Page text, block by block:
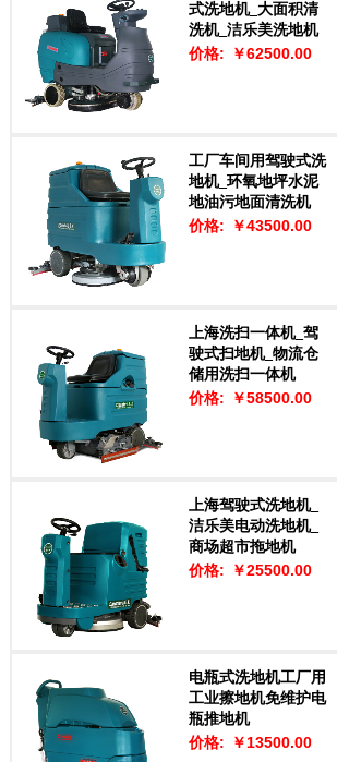
式洗地机_大面积清
洗机_洁乐美洗地机
价格: ￥62500.00
工厂车间用驾驶式洗
地机_环氧地坪水泥
地油污地面清洗机
价格: ￥43500.00
上海洗扫一体机_驾
驶式扫地机_物流仓
储用洗扫一体机
价格: ￥58500.00
上海驾驶式洗地机_
洁乐美电动洗地机_
商场超市拖地机
价格: ￥25500.00
电瓶式洗地机工厂用
工业擦地机免维护电
瓶推地机
价格: ￥13500.00
售前客服